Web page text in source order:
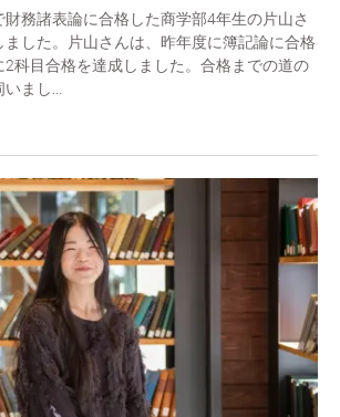
務諸表論に合格した商学部4年生の片山さ
ました。片山さんは、昨年度に簿記論に合格
2科目合格を達成しました。合格までの道の
まし...